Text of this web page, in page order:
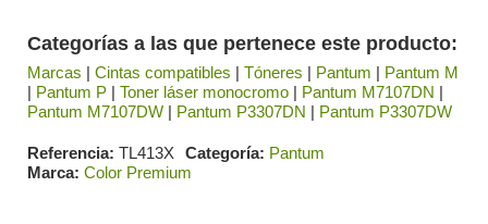
Categorías a las que pertenece este producto:
Marcas | Cintas compatibles | Tóneres | Pantum | Pantum M
| Pantum P | Toner láser monocromo | Pantum M7107DN |
Pantum M7107DW | Pantum P3307DN | Pantum P3307DW
Referencia TL413X Categoría Pantum
Marca Color Premium